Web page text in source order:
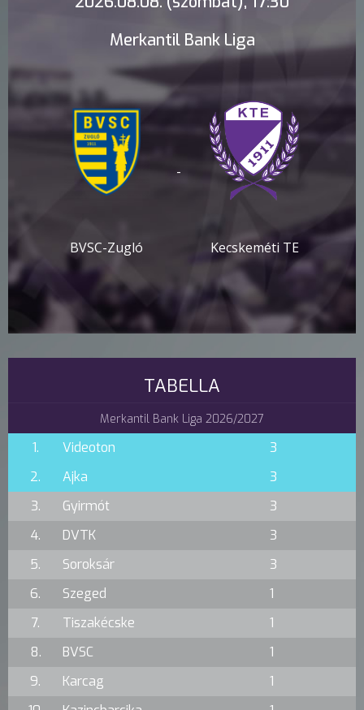
Merkantil Bank Liga
BVSC-Zugló
-
Kecskeméti TE
TABELLA
Merkantil Bank Liga 2026/2027
1. Videoton
3
2.
Ajka
3
3.
Gyirmót
3
4.
DVTK
3
5.
Soroksár
3
6.
Szeged
1
7.
Tiszakécske
1
8.
BVSC
1
9.
Karcag
1